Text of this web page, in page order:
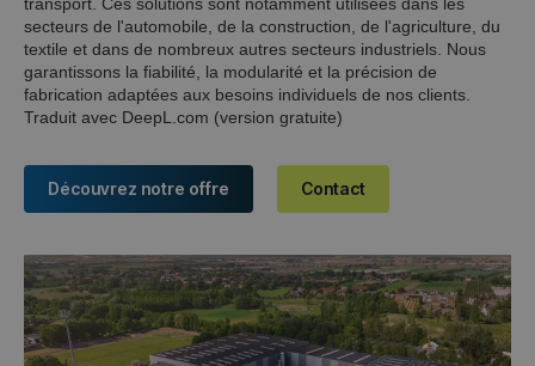
secteurs de l'automobile, de la construction, de l'agriculture, du
textile et dans de nombreux autres secteurs industriels. Nous
garantissons la fiabilité, la modularité et la précision de
fabrication adaptées aux besoins individuels de nos clients.
Traduit avec DeepL.com (version gratuite)
Découvrez notre offre Contact